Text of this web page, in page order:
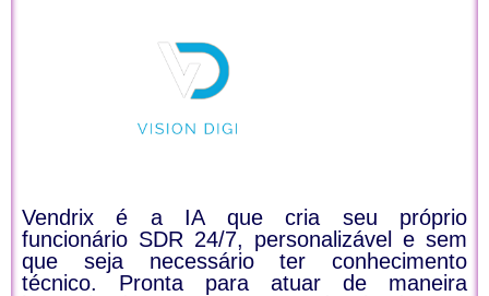
Vendrix é a IA que cria seu próprio
funcionário SDR 24/7, personalizável e sem
que seja necessário ter conhecimento
técnico. Pronta para atuar de maneira